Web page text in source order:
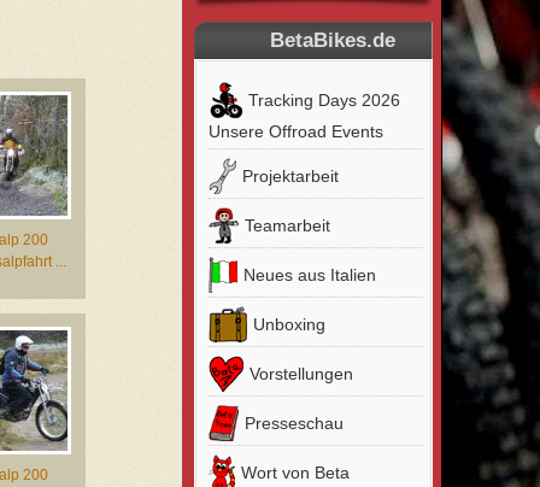
200
...
200
BetaBikes.de
Tracking Days 2026
Unsere Offroad Events
Projektarbeit
Teamarbeit
Neues aus Italien
Unboxing
Vorstellungen
Presseschau
Wort von Beta